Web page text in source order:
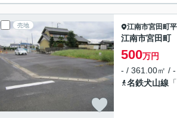
売地 江南市宮田町
江南市宮田町
500万円
- / 361.00㎡ / -
名鉄犬山線 「